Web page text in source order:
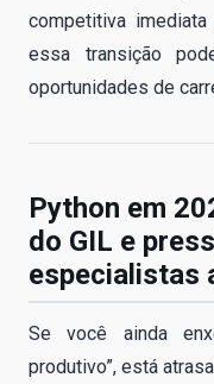
competitiva
essa transição
oportunidades de
Python em
do GIL e
especialistas
Se você ainda
produtivo”, está